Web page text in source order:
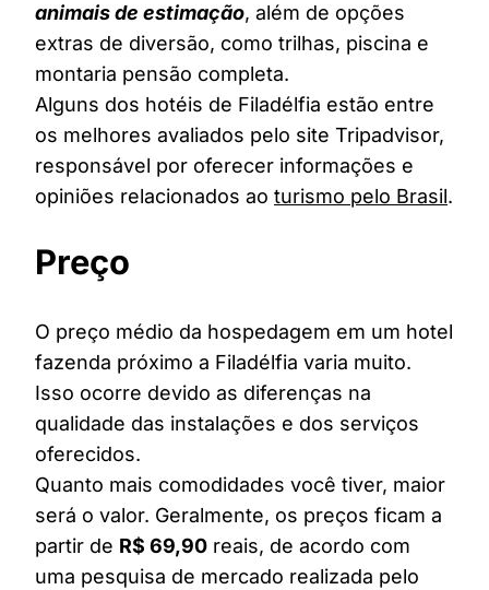
animais de estimação, além de opções
extras de diversão, como trilhas, piscina e
montaria pensão completa.
Alguns dos hotéis de Filadélfia estão entre
os melhores avaliados pelo site Tripadvisor,
responsável por oferecer informações e
opiniões relacionados ao turismo pelo Brasil.
Preço
O preço médio da hospedagem em um hotel
fazenda próximo a Filadélfia varia muito.
Isso ocorre devido as diferenças na
qualidade das instalações e dos serviços
oferecidos.
Quanto mais comodidades você tiver, maior
será o valor. Geralmente, os preços ficam a
partir de R$ 69,90 reais, de acordo com
uma pesquisa de mercado realizada pelo